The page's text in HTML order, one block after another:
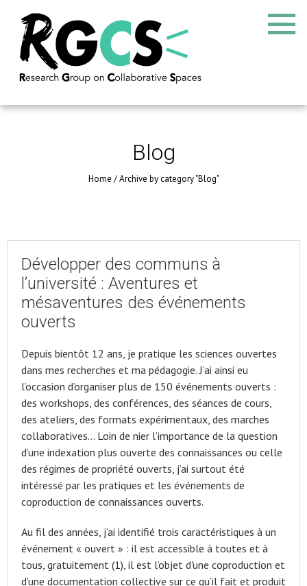
Blog
Home /Archive by category "Blog"
Développer des communs à
l’université : Aventures et
mésaventures des événements
ouverts
Depuis bientôt 12 ans, je pratique les sciences ouvertes
dans mes recherches et ma pédagogie. J’ai ainsi eu
l’occasion d’organiser plus de 150 événements ouverts :
des workshops, des conférences, des séances de cours,
des ateliers, des formats expérimentaux, des marches
collaboratives… Loin de nier l’importance de la question
d’une indexation plus ouverte des connaissances ou celle
des régimes de propriété ouverts, j’ai surtout été
intéressé par les pratiques et les événements de
coproduction de connaissances ouverts.
Au fil des années, j’ai identifié trois caractéristiques à un
événement « ouvert » : il est accessible à toutes et à
tous, gratuitement (1), il est l’objet d'une coproduction et
d’une documentation collective sur ce qu’il fait et produit